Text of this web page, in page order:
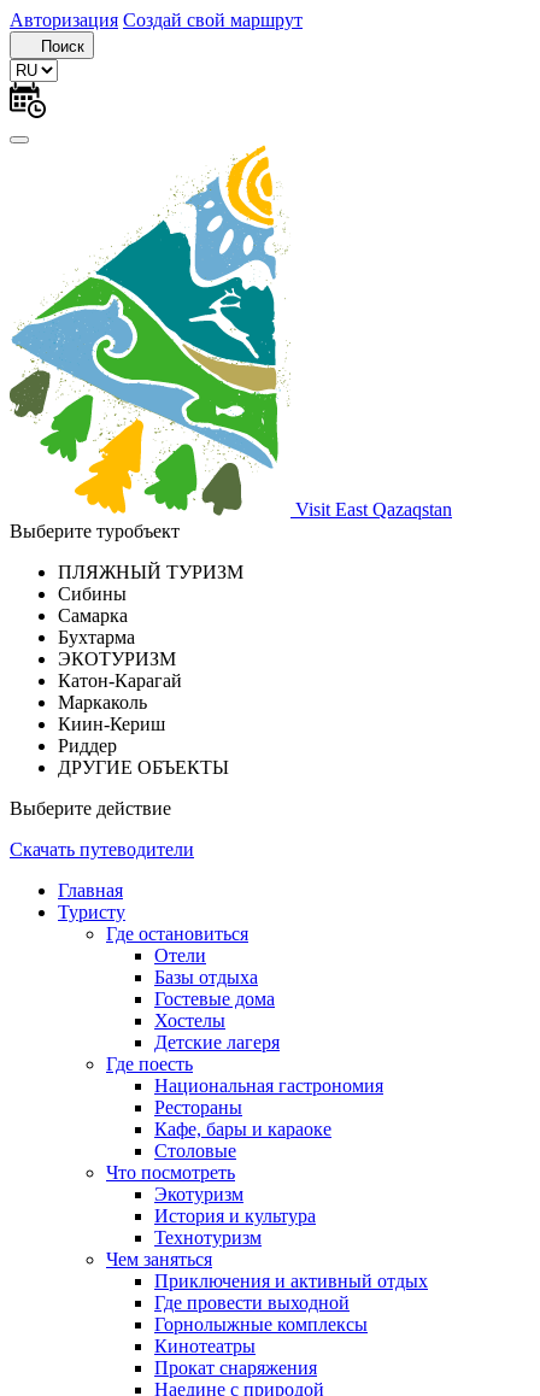
Авторизация Создай свой маршрут
Поиск
Visit East Qazaqstan
Выберите туробъект
ПЛЯЖНЫЙ ТУРИЗМ
Сибины
Самарка
Бухтарма
ЭКОТУРИЗМ
Катон-Карагай
Маркаколь
Киин-Кериш
Риддер
ДРУГИЕ ОБЪЕКТЫ
Выберите действие
Скачать путеводители
Главная
Туристу
Где остановиться
Отели
Базы отдыха
Гостевые дома
Хостелы
Детские лагеря
Где поесть
Национальная гастрономия
Рестораны
Кафе, бары и караоке
Столовые
Что посмотреть
Экотуризм
История и культура
Технотуризм
Чем заняться
Приключения и активный отдых
Где провести выходной
Горнолыжные комплексы
Кинотеатры
Прокат снаряжения
Наедине с природой